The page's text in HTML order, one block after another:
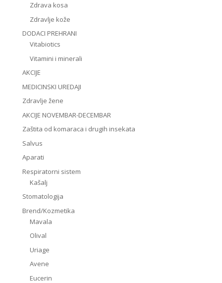
Zdrava kosa
Zdravlje kože
DODACI PREHRANI
Vitabiotics
Vitamini i minerali
AKCIJE
MEDICINSKI UREDAJI
Zdravlje žene
AKCIJE NOVEMBAR-DECEMBAR
Zaštita od komaraca i drugih insekata
Salvus
Aparati
Respiratorni sistem
Kašalj
Stomatologija
Brend/Kozmetika
Mavala
Olival
Uriage
Avene
Eucerin